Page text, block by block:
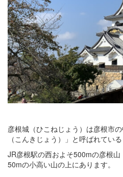
彦根城（ひこねじょう）は彦根市
（こんきじょう）」と呼ばれている
JR彦根駅の西およそ500mの彦根
50mの小高い山の上にあります。